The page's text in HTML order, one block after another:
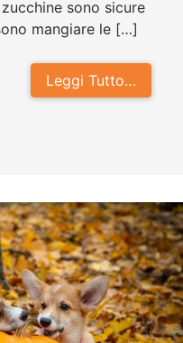
sono sicure
mangiare le […]
Leggi Tutto…